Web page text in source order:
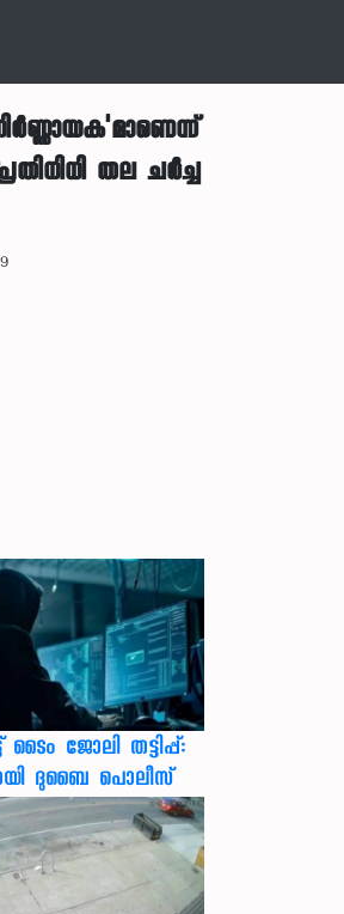
തല ചർച്ച
ടൈം ജോലി തട്ടിപ്പ്:
ദുബൈ പൊലീസ്